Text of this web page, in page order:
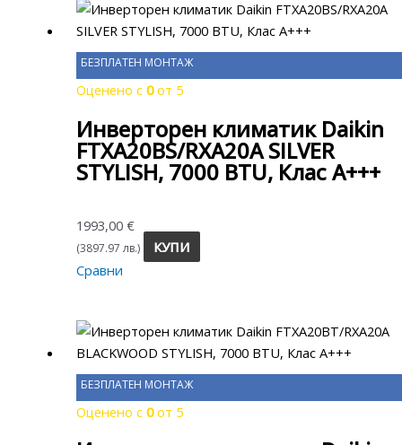
БЕЗПЛАТЕН МОНТАЖ
Оценено с0от 5
Инверторен климатик Daikin
FTXA20BS/RXA20A SILVER
STYLISH, 7000 BTU, Клас A+++
1993,00€
(3897.97 лв.)
КУПИ
Сравни
БЕЗПЛАТЕН МОНТАЖ
Оценено с0от 5